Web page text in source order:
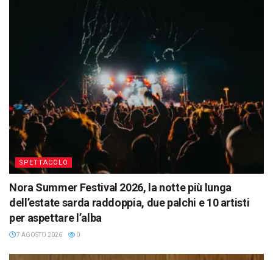
SPETTACOLO
Nora Summer Festival 2026, la notte più lunga
dell’estate sarda raddoppia, due palchi e 10 artisti
per aspettare l’alba
7 AGOSTO 2026 0